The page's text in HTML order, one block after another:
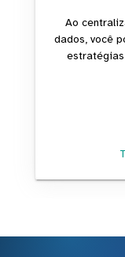
Ao
dados, você